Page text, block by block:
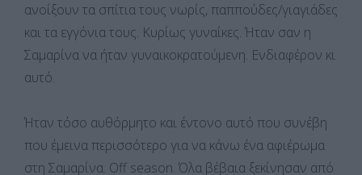
ανοίξουν τα σπίτια τους νωρίς, παππούδες/γιαγιάδες
και τα εγγόνια τους. Κυρίως γυναίκες. Ήταν σαν η
Σαμαρίνα να ήταν γυναικοκρατούμενη. Ενδιαφέρον κι
αυτό.
Ήταν τόσο αυθόρμητο και έντονο αυτό που συνέβη
που έμεινα περισσότερο για να κάνω ένα αφιέρωμα
στη Σαμαρίνα. Off season. Όλα βέβαια ξεκίνησαν από